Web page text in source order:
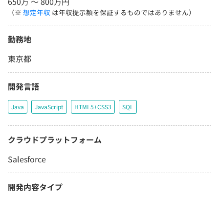
（※ 想定年収 は年収提示額を保証するものではありません）
勤務地
東京都
開発言語
Java JavaScript HTML5+CSS3 SQL
クラウドプラットフォーム
Salesforce
開発内容タイプ